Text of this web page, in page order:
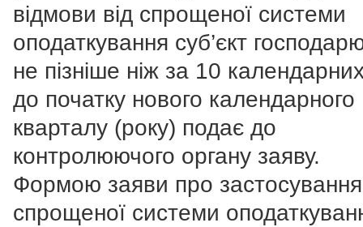
відмови від спрощеної системи
оподаткування суб’єкт
не пізніше ніж за 10
до початку нового календарного
кварталу (року) подає до
контролюючого органу заяву.
Формою заяви про застосування
спрощеної системи